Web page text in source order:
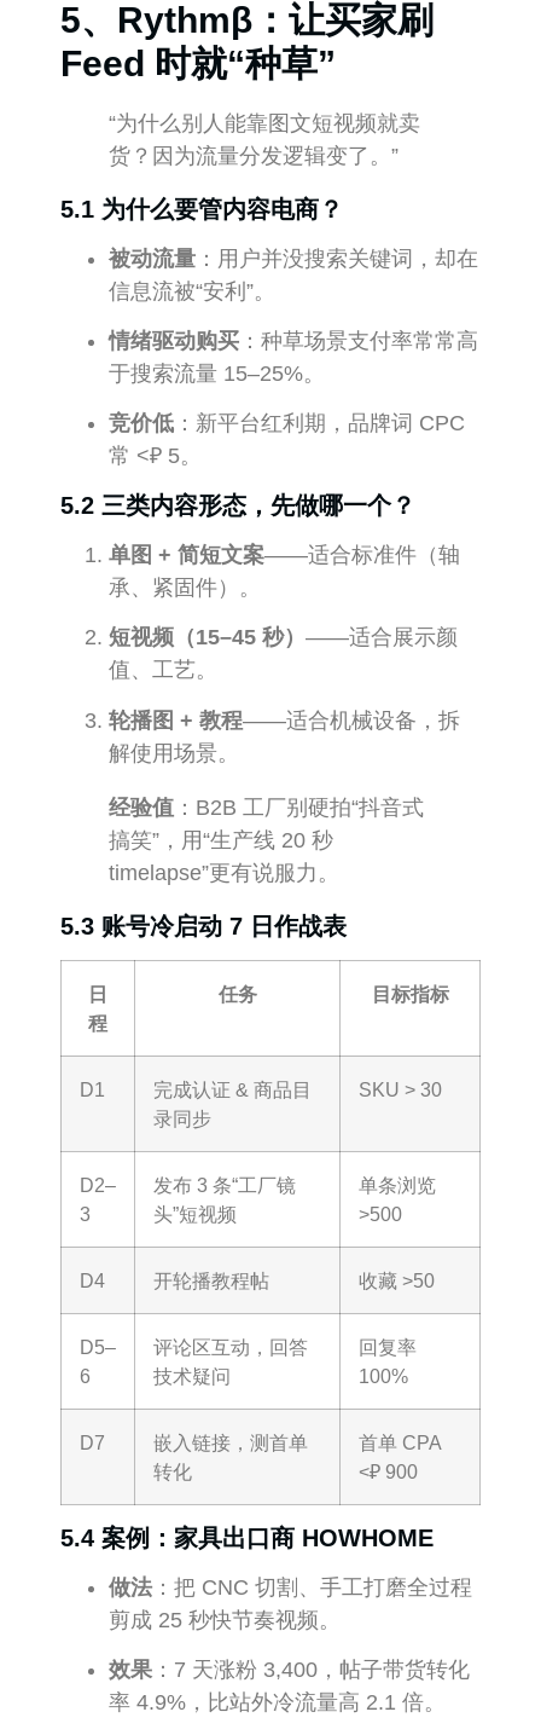
5、Rythmβ：让买家刷
Feed 时就“种草”
“为什么别人能靠图文短视频就卖
货？因为流量分发逻辑变了。”
5.1 为什么要管内容电商？
被动流量 ：用户并没搜索关键词，却在
信息流被“安利”。
情绪驱动购买 ：种草场景支付率常常高
于搜索流量 15–25%。
竞价低 ：新平台红利期，品牌词 CPC
常 <₽ 5。
5.2 三类内容形态，先做哪一个？
单图 + 简短文案——适合标准件（轴
承、紧固件）。
短视频（15–45 秒） ——适合展示颜
值、工艺。
轮播图 + 教程——适合机械设备，拆
解使用场景。
经验值 ：B2B 工厂别硬拍“抖音式
搞笑”，用“生产线 20 秒
timelapse”更有说服力。
5.3 账号冷启动 7 日作战表
日
程
任务 目标指标
D1
完成认证 & 商品目
录同步
SKU > 30
D2–
3
发布 3 条“工厂镜
头”短视频
单条浏览
>500
D4 开轮播教程帖 收藏 >50
D5–
6
评论区互动，回答
技术疑问
回复率
100%
D7
嵌入链接，测首单
转化
首单 CPA
<₽ 900
5.4 案例：家具出口商 HOWHOME
做法 ：把 CNC 切割、手工打磨全过程
剪成 25 秒快节奏视频。
效果 ：7 天涨粉 3,400，帖子带货转化
率 4.9%，比站外冷流量高 2.1 倍。